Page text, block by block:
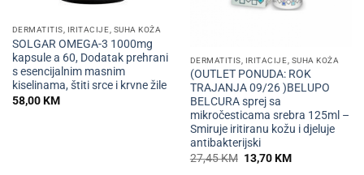
DERMATITIS, IRITACIJE, SUHA KOŽA
SOLGAR OMEGA-3 1000mg
kapsule a 60, Dodatak prehrani
s esencijalnim masnim
kiselinama, štiti srce i krvne žile
58,00KM
DERMATITIS, IRITACIJE, SUHA KOŽA
(OUTLET PONUDA: ROK
TRAJANJA 09/26 )BELUPO
BELCURA sprej sa
mikročesticama srebra 125ml –
Smiruje iritiranu kožu i djeluje
antibakterijski
27,45KM Izvorna
cijena
13,70KMTrenutna